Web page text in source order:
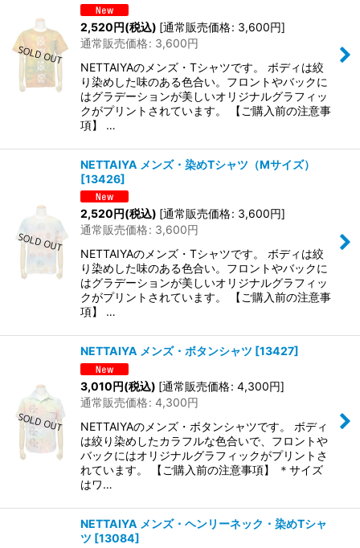
2,520円(税込) [通常販売価格: 3,600円]
通常販売価格: 3,600円
NETTAIYAのメンズ・Tシャツです。 ボディは絞
り染めした味のある色合い。フロントやバックに
はグラデーションが美しいオリジナルグラフィッ
クがプリントされています。 【ご購入前の注意事
項】 …
NETTAIYA メンズ・染めTシャツ（Mサイズ）
[13426]
2,520円(税込) [通常販売価格: 3,600円]
通常販売価格: 3,600円
NETTAIYAのメンズ・Tシャツです。 ボディは絞
り染めした味のある色合い。フロントやバックに
はグラデーションが美しいオリジナルグラフィッ
クがプリントされています。 【ご購入前の注意事
項】 …
NETTAIYA メンズ・ボタンシャツ [13427]
3,010円(税込) [通常販売価格: 4,300円]
通常販売価格: 4,300円
NETTAIYAのメンズ・ボタンシャツです。 ボディ
は絞り染めしたカラフルな色合いで、フロントや
バックにはオリジナルグラフィックがプリントさ
れています。 【ご購入前の注意事項】 ＊サイズ
はワ…
NETTAIYA メンズ・ヘンリーネック・染めTシャ
ツ [13084]